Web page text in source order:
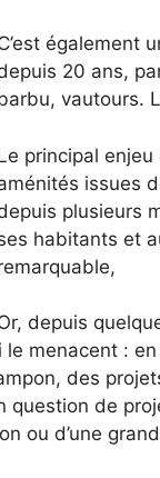
également
20 ans,
vautours.
principal
issues
plusieurs
habitants et
depuis
menacent :
des
de
ou d’une